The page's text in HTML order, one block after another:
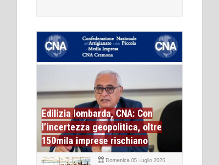
Edilizia lombarda, CNA: Con
l’incertezza geopolitica, oltre
150mila imprese rischiano
Domenica 05 Luglio 2026